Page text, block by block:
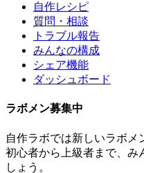
自作レシピ
質問・相談
トラブル報告
みんなの構成
シェア機能
ダッシュボード
ラボメン募集中
自作ラボでは新しいラボメ
初心者から上級者まで、み
しょう。